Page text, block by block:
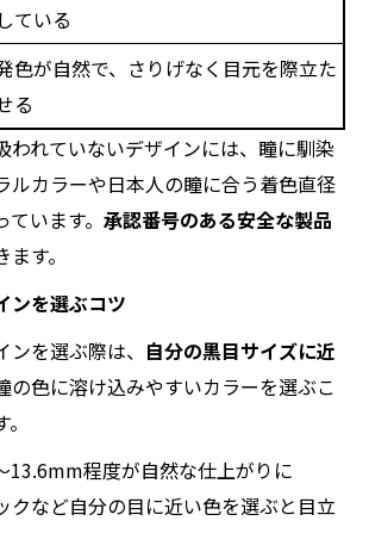
している
色が自然で、さりげなく目元を際立た
る
われていないデザインには、瞳に馴染
ルカラーや日本人の瞳に合う着色直径
います。 承認番号のある安全な製品
す。
ンを選ぶコツ
を選ぶ際は、 自分の黒目サイズに近
の色に溶け込みやすいカラーを選ぶこ
13.6mm程度が自然な仕上がりに
クなど自分の目に近い色を選ぶと目立